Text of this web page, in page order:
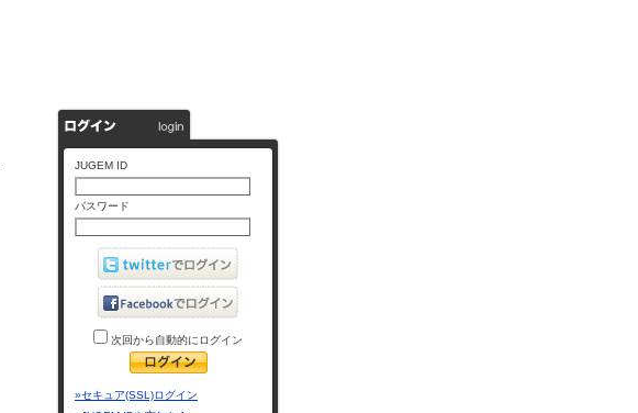
JUGEM ID
パスワード
次回から自動的にログイン
»セキュア(SSL)ログイン